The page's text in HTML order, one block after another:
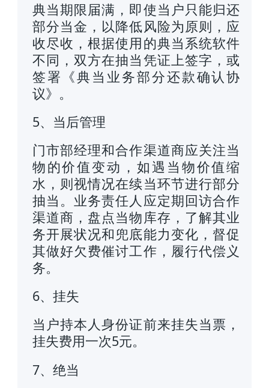
典当期限届满，即使当户只能归还
部分当金，以降低风险为原则，应
收尽收，根据使用的典当系统软件
不同，双方在抽当凭证上签字，或
签署《典当业务部分还款确认协
议》。
5、当后管理
门市部经理和合作渠道商应关注当
物的价值变动，如遇当物价值缩
水，则视情况在续当环节进行部分
抽当。业务责任人应定期回访合作
渠道商，盘点当物库存，了解其业
务开展状况和兜底能力变化，督促
其做好欠费催讨工作，履行代偿义
务。
6、挂失
当户持本人身份证前来挂失当票，
挂失费用一次5元。
7、绝当